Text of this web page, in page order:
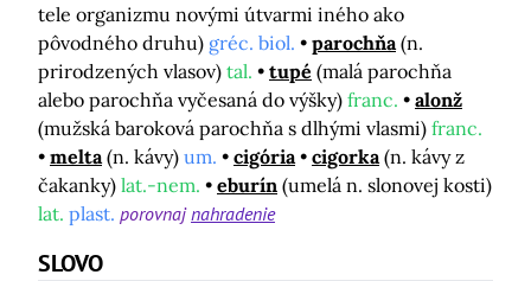
tele organizmu novými útvarmi iného ako
pôvodného druhu) gréc. biol. parochňa (n.
prirodzených vlasov) tal. tupé (malá parochňa
alebo parochňa vyčesaná do výšky) franc.
alonž
(mužská baroková parochňa s dlhými vlasmi) franc.
melta (n. kávy) um. cigória cigorka (n. kávy z
čakanky) lat.-nem. eburín (umelá n. slonovej kosti)
lat. plast. porovnajnahradenie
SLOVO